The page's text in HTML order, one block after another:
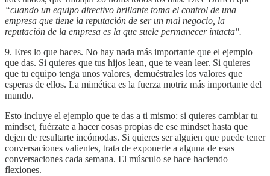
“cuando un equipo directivo brillante toma el control de una
empresa que tiene la reputación de ser un mal negocio, la
reputación de la empresa es la que suele permanecer intacta".
9. Eres lo que haces. No hay nada más importante que el ejemplo
que das. Si quieres que tus hijos lean, que te vean leer. Si quieres
que tu equipo tenga unos valores, demuéstrales los valores que
esperas de ellos. La mimética es la fuerza motriz más importante del
mundo.
Esto incluye el ejemplo que te das a ti mismo: si quieres cambiar tu
mindset, fuérzate a hacer cosas propias de ese mindset hasta que
dejen de resultarte incómodas. Si quieres ser alguien que puede tener
conversaciones valientes, trata de exponerte a alguna de esas
conversaciones cada semana. El músculo se hace haciendo
flexiones.